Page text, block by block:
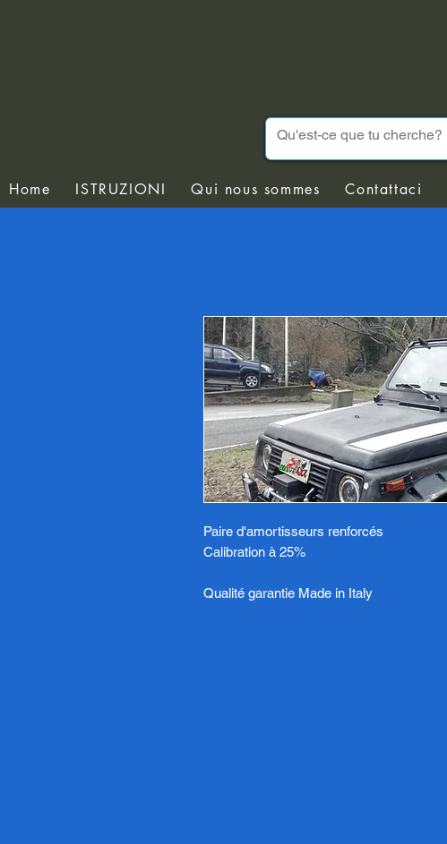
Home ISTRUZIONI Qui nous sommes Contattaci
Paire d'amortisseurs renforcés
Calibration à 25%
Qualité garantie Made in Italy